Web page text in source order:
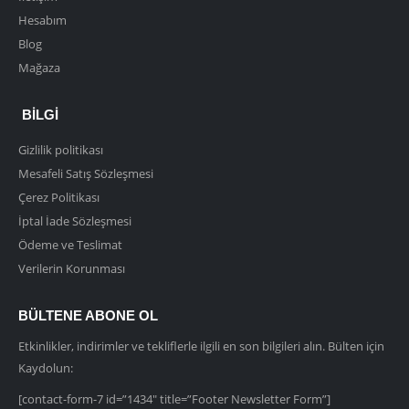
Hesabım
Blog
Mağaza
BILGI
Gizlilik politikası
Mesafeli Satış Sözleşmesi
Çerez Politikası
İptal İade Sözleşmesi
Ödeme ve Teslimat
Verilerin Korunması
BÜLTENE ABONE OL
Etkinlikler, indirimler ve tekliflerle ilgili en son bilgileri alın. Bülten için
Kaydolun:
[contact-form-7 id=”1434″ title=”Footer Newsletter Form”]